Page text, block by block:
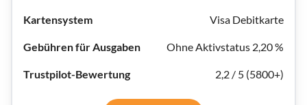
Visa Debitkarte
Ohne Aktivstatus 2,20 %
2,2 / 5 (5800+)